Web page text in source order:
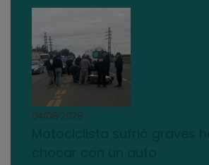
04/08/2026